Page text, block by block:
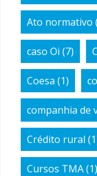
Ato normativo
caso Oi (7)
Coesa (1)
companhia de
Crédito rural
Cursos TMA(1)